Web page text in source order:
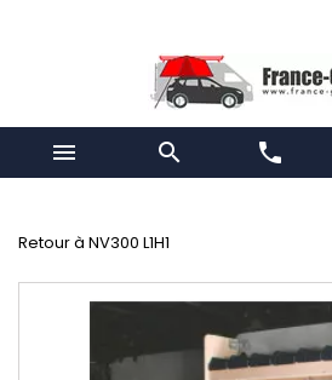
  phone
Retour à NV300 L1H1